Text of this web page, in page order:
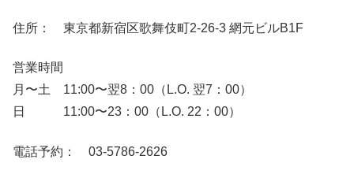
住所： 東京都新宿区歌舞伎町2-26-3 網元ビルB1F
営業時間
月〜土 11:00〜翌8：00（L.O. 翌7：00）
日 11:00〜23：00（L.O. 22：00）
電話予約： 03-5786-2626